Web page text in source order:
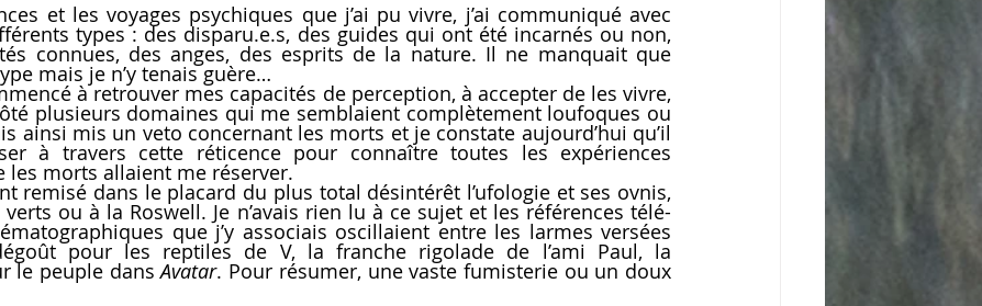
et les voyages psychiques que j’ai pu vivre, j’ai communiqué avec
types : des disparu.e.s, des guides qui ont été incarnés ou non,
connues, des anges, des esprits de la nature. Il ne manquait que
mais je n’y tenais guère…
à retrouver mes capacités de perception, à accepter de les vivre,
plusieurs domaines qui me semblaient complètement loufoques ou
ainsi mis un veto concernant les morts et je constate aujourd’hui qu’il
à travers cette réticence pour connaître toutes les expériences
les morts allaient me réserver.
remisé dans le placard du plus total désintérêt l’ufologie et ses ovnis,
ou à la Roswell. Je n’avais rien lu à ce sujet et les références télé-
que j’y associais oscillaient entre les larmes versées
pour les reptiles de V, la franche rigolade de l’ami Paul, la
le peuple dans Avatar. Pour résumer, une vaste fumisterie ou un doux